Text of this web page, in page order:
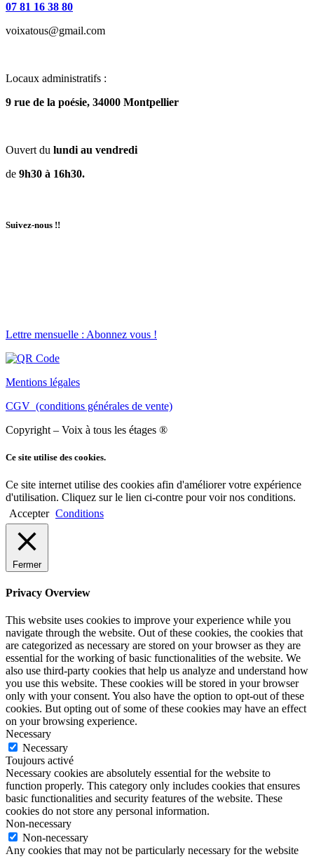
07 81 16 38 80
voixatous@gmail.com
Locaux administratifs :
9 rue de la poésie, 34000 Montpellier
Ouvert du lundi au vendredi
de 9h30 à 16h30.
Suivez-nous !!
Lettre mensuelle : Abonnez vous !
Mentions légales
CGV (conditions générales de vente)
Copyright – Voix à tous les étages ®
Ce site utilise des cookies.
Ce site internet utilise des cookies afin d'améliorer votre expérience
d'utilisation. Cliquez sur le lien ci-contre pour voir nos conditions.
Accepter Conditions
Fermer
Privacy Overview
This website uses cookies to improve your experience while you
navigate through the website. Out of these cookies, the cookies that
are categorized as necessary are stored on your browser as they are
essential for the working of basic functionalities of the website. We
also use third-party cookies that help us analyze and understand how
you use this website. These cookies will be stored in your browser
only with your consent. You also have the option to opt-out of these
cookies. But opting out of some of these cookies may have an effect
on your browsing experience.
Necessary
Necessary
Toujours activé
Necessary cookies are absolutely essential for the website to
function properly. This category only includes cookies that ensures
basic functionalities and security features of the website. These
cookies do not store any personal information.
Non-necessary
Non-necessary
Any cookies that may not be particularly necessary for the website